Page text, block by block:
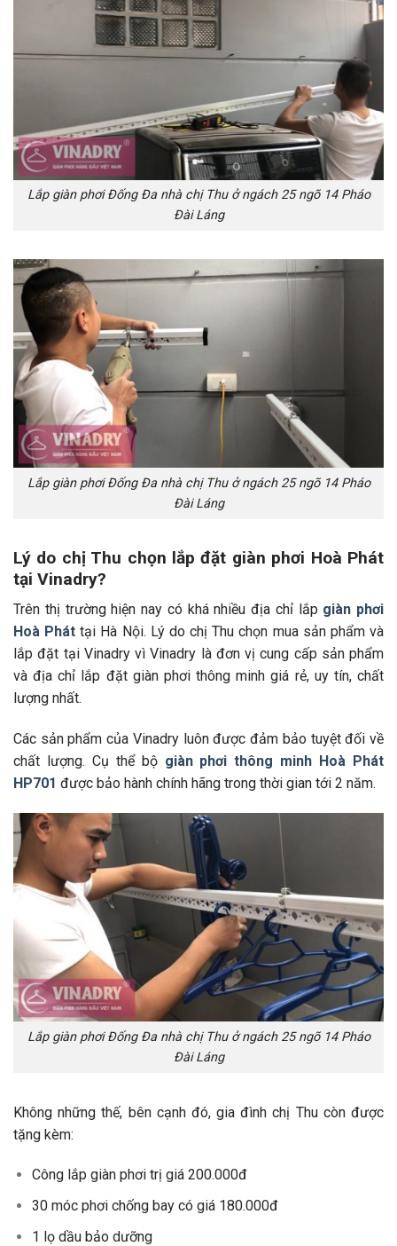
Lắp giàn phơi Đống Đa nhà chị Thu ở ngách 25 ngõ 14 Pháo
Đài Láng
Lắp giàn phơi Đống Đa nhà chị Thu ở ngách 25 ngõ 14 Pháo
Đài Láng
Lý do chị Thu chọn lắp đặt giàn phơi Hoà Phát
tại Vinadry?
Trên thị trường hiện nay có khá nhiều địa chỉ lắp giàn phơi
Hoà Phát tại Hà Nội. Lý do chị Thu chọn mua sản phẩm và
lắp đặt tại Vinadry vì Vinadry là đơn vị cung cấp sản phẩm
và địa chỉ lắp đặt giàn phơi thông minh giá rẻ, uy tín, chất
lượng nhất.
Các sản phẩm của Vinadry luôn được đảm bảo tuyệt đối về
chất lượng. Cụ thể bộ giàn phơi thông minh Hoà Phát
HP701 được bảo hành chính hãng trong thời gian tới 2 năm.
Lắp giàn phơi Đống Đa nhà chị Thu ở ngách 25 ngõ 14 Pháo
Đài Láng
Không những thế, bên cạnh đó, gia đình chị Thu còn được
tặng kèm:
Công lắp giàn phơi trị giá 200.000đ
30 móc phơi chống bay có giá 180.000đ
1 lọ dầu bảo dưỡng